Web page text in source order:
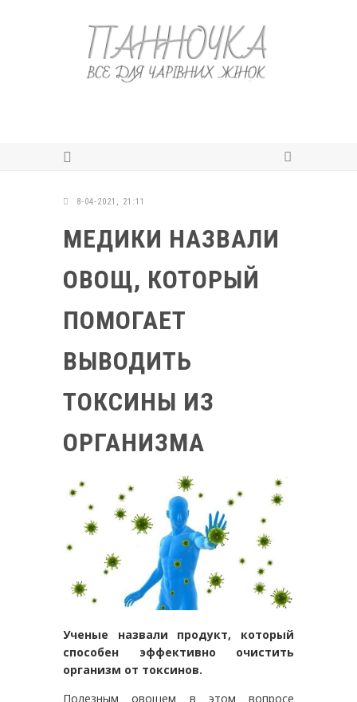
8-04-2021, 21:11
МЕДИКИ НАЗВАЛИ
ОВОЩ, КОТОРЫЙ
ПОМОГАЕТ
ВЫВОДИТЬ
ТОКСИНЫ ИЗ
ОРГАНИЗМА
Ученые назвали
продукт, который
способен эффективно очистить
организм от токсинов.
Полезным овощем в этом вопросе